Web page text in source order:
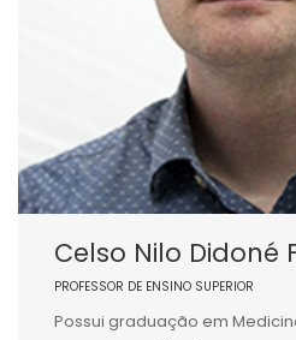
Celso Nilo Didoné
PROFESSOR DE ENSINO SUPERIOR
Possui graduação em